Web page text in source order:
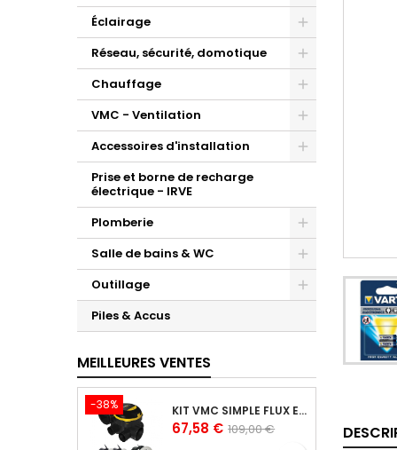
Éclairage
Réseau, sécurité, domotique
Chauffage
VMC - Ventilation
Accessoires d'installation
Prise et borne de recharge
électrique - IRVE
Plomberie
Salle de bains & WC
Outillage
Piles & Accus
MEILLEURES VENTES
-38% KIT VMC SIMPLE FLUX EASYHOME AUTORÉGLABLE COMBLES CLASSIC LIVRÉ AVEC 3 GRILLES DE VENTILATION BIP
Prix
67,58 € Prix
109,00 €